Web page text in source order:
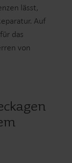
lässt,
Auf
das
von